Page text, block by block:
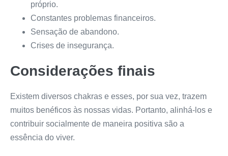
próprio.
Constantes problemas financeiros.
Sensação de abandono.
Crises de insegurança.
Considerações finais
Existem diversos chakras e esses, por sua vez, trazem
muitos benéficos às nossas vidas. Portanto, alinhá-los e
contribuir socialmente de maneira positiva são a
essência do viver.